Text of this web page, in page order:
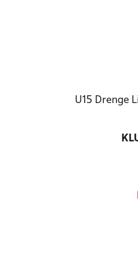
U15 Drenge